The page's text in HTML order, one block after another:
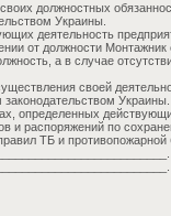
должностных
Украины.
деятельность
от должности
а в случае
своей
Украины.
определенных
и распоряжений по
ТБ и противопожарной